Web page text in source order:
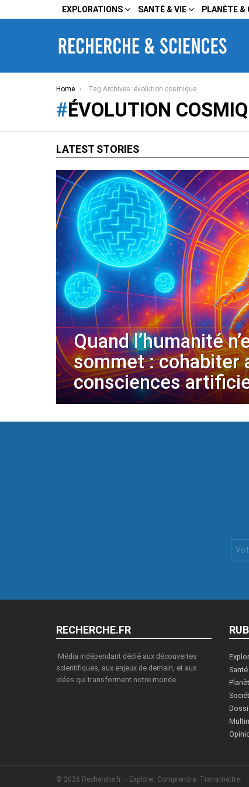
EXPLORATIONS SANTÉ & VIE PLANÈTE &
You are here:
Home Tag Archives: évolution cosmique
ÉVOLUTION
LATEST STORIES
Quand l’humanité
sommet : cohabiter
consciences
Email
:
RECHERCHE.FR
Média indépendant dédié aux découvertes
scientifiques, aux enjeux de demain, et aux
idées qui transforment notre monde.
© 2026 Recherche.fr – Explorer. Comprendre. Transmettre.